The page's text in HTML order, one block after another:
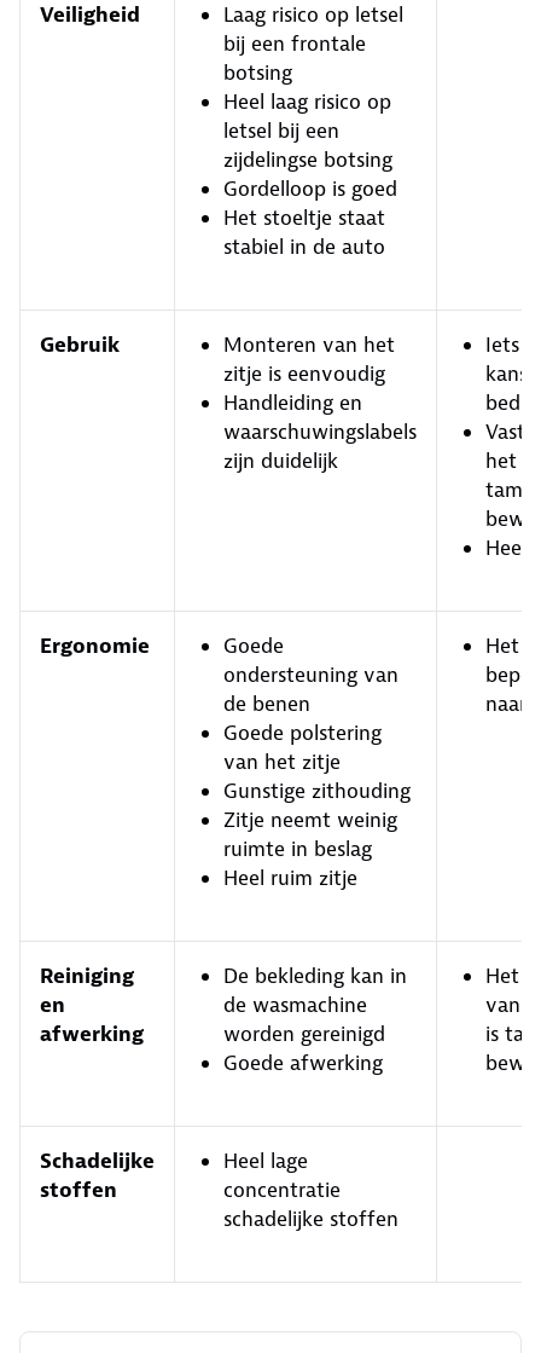
Veiligheid
Laag risico op letsel
bij een frontale
botsing
Heel laag risico op
letsel bij een
zijdelingse botsing
Gordelloop is goed
Het stoeltje staat
stabiel in de auto
Gebruik
Monteren van het
zitje is eenvoudig
Handleiding en
waarschuwingslabels
zijn duidelijk
Iets
kans
het
Heel
Ergonomie
Goede
ondersteuning van
de benen
Goede polstering
van het zitje
Gunstige zithouding
Zitje neemt weinig
ruimte in beslag
Heel ruim zitje
Het
naar
Reiniging
en
afwerking
De bekleding kan in
de wasmachine
worden gereinigd
Goede afwerking
Het
van
is
Schadelijke
stoffen
Heel lage
concentratie
schadelijke stoffen